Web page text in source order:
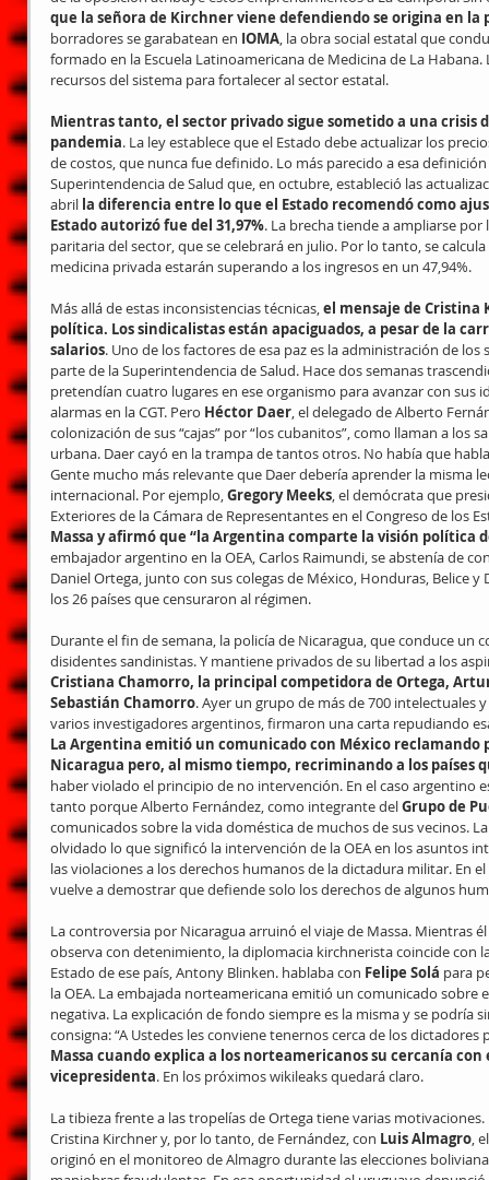
que la señora de Kirchner viene defendiendo se origina en la
borradores se garabatean en IOMA, la obra social estatal que
formado en la Escuela Latinoamericana de Medicina de La
recursos del sistema para fortalecer al sector estatal.
Mientras tanto, el sector privado sigue sometido a una
pandemia. La ley establece que el Estado debe actualizar los
de costos, que nunca fue definido. Lo más parecido a esa
Superintendencia de Salud que, en octubre, estableció las
abril la diferencia entre lo que el Estado recomendó como
Estado autorizó fue del 31,97%. La brecha tiende a ampliarse
paritaria del sector, que se celebrará en julio. Por lo tanto, se
medicina privada estarán superando a los ingresos en un 47,94%.
Más allá de estas inconsistencias técnicas, el mensaje de
política. Los sindicalistas están apaciguados, a pesar de la
salarios. Uno de los factores de esa paz es la administración de
parte de la Superintendencia de Salud. Hace dos semanas
pretendían cuatro lugares en ese organismo para avanzar con sus
alarmas en la CGT. Pero Héctor Daer, el delegado de Alberto
colonización de sus “cajas” por “los cubanitos”, como llaman a los
urbana. Daer cayó en la trampa de tantos otros. No había que
Gente mucho más relevante que Daer debería aprender la misma
internacional. Por ejemplo, Gregory Meeks, el demócrata que
Exteriores de la Cámara de Representantes en el Congreso de los
Massa y afirmó que “la Argentina comparte la visión política
embajador argentino en la OEA, Carlos Raimundi, se abstenía de
Daniel Ortega, junto con sus colegas de México, Honduras, Belice
los 26 países que censuraron al régimen.
Durante el fin de semana, la policía de Nicaragua, que conduce un
disidentes sandinistas. Y mantiene privados de su libertad a los
Cristiana Chamorro, la principal competidora de Ortega,
Sebastián Chamorro. Ayer un grupo de más de 700 intelectuales
varios investigadores argentinos, firmaron una carta repudiando
La Argentina emitió un comunicado con México reclamando
Nicaragua pero, al mismo tiempo, recriminando a los países
haber violado el principio de no intervención. En el caso argentino
tanto porque Alberto Fernández, como integrante del Grupo de
comunicados sobre la vida doméstica de muchos de sus vecinos.
olvidado lo que significó la intervención de la OEA en los asuntos
las violaciones a los derechos humanos de la dictadura militar. En
vuelve a demostrar que defiende solo los derechos de algunos
La controversia por Nicaragua arruinó el viaje de Massa. Mientras
observa con detenimiento, la diplomacia kirchnerista coincide con
Estado de ese país, Antony Blinken. hablaba con Felipe Solá para
la OEA. La embajada norteamericana emitió un comunicado sobre
negativa. La explicación de fondo siempre es la misma y se podría
consigna: “A Ustedes les conviene tenernos cerca de los dictadores
Massa cuando explica a los norteamericanos su cercanía
vicepresidenta. En los próximos wikileaks quedará claro.
La tibieza frente a las tropelías de Ortega tiene varias
Cristina Kirchner y, por lo tanto, de Fernández, con Luis Almagro,
originó en el monitoreo de Almagro durante las elecciones